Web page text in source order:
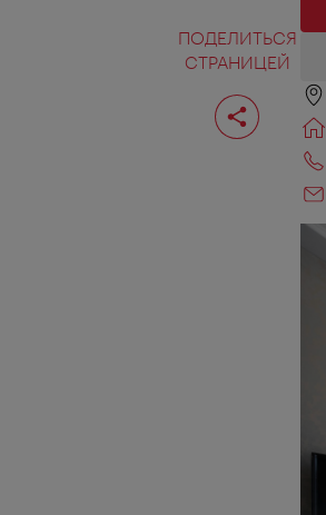
ПОДЕЛИТЬСЯ
СТРАНИЦЕЙ
Поделиться
страницей